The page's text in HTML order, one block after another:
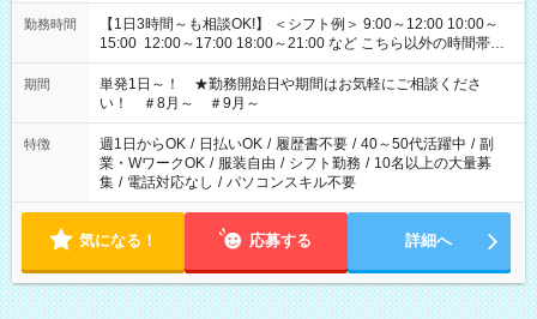
勤務時間
【1日3時間～も相談OK!】 ＜シフト例＞ 9:00～12:00 10:00～
15:00 12:00～17:00 18:00～21:00 など こちら以外の時間帯も
お気軽にご相談ください！
期間
単発1日～！ ★勤務開始日や期間はお気軽にご相談くださ
い！ ＃8月～ ＃9月～
特徴 週1日からOK / 日払いOK / 履歴書不要 / 40～50代活躍中 / 副
業・WワークOK / 服装自由 / シフト勤務 / 10名以上の大量募
集 / 電話対応なし / パソコンスキル不要
気になる！ 応募する 詳細へ